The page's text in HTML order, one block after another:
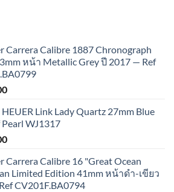
Carrera Calibre 1887 Chronograph
หน้า Metallic Grey ปี 2017 — Ref
Link Lady Quartz 27mm Blue
WJ1317
Carrera Calibre 16 "Great Ocean
Limited Edition 41mm หน้าดำ-เขียว
CV201F.BA0794